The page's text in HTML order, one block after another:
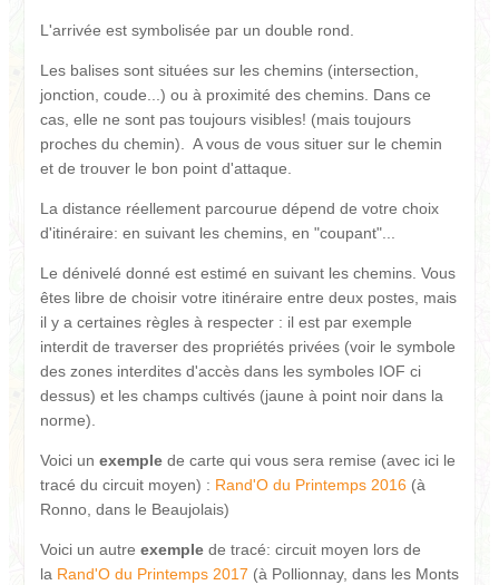
L'arrivée est symbolisée par un double rond.
Les balises sont situées sur les chemins (intersection,
jonction, coude...) ou à proximité des chemins. Dans ce
cas, elle ne sont pas toujours visibles! (mais toujours
proches du chemin). A vous de vous situer sur le chemin
et de trouver le bon point d'attaque.
La distance réellement parcourue dépend de votre choix
d'itinéraire: en suivant les chemins, en "coupant"...
Le dénivelé donné est estimé en suivant les chemins. Vous
êtes libre de choisir votre itinéraire entre deux postes, mais
il y a certaines règles à respecter : il est par exemple
interdit de traverser des propriétés privées (voir le symbole
des zones interdites d'accès dans les symboles IOF ci
dessus) et les champs cultivés (jaune à point noir dans la
norme).
Voici un exemple de carte qui vous sera remise (avec ici le
tracé du circuit moyen) : Rand'O du Printemps 2016 (à
Ronno, dans le Beaujolais)
Voici un autre exemple de tracé: circuit moyen lors de
la Rand'O du Printemps 2017 (à Pollionnay, dans les Monts